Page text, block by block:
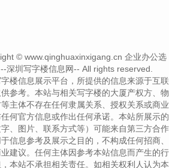
© www.qinghuaxinxigang.cn 企业办公选
深圳写字楼信息网-- All rights reserved.
楼信息展示平台，所提供的信息来源于互联
参考。本站与相关写字楼的大厦产权方、物
主体不存在任何隶属关系、授权关系或商业
何官方信息或作出任何承诺。本站所展示的
、图片、联系方式等）可能来自第三方合作
信息参考及展示之目的，不构成任何招商、
建议。任何主体因参考本站信息而产生的行
本站不承担相关责任。如相关权利人认为本